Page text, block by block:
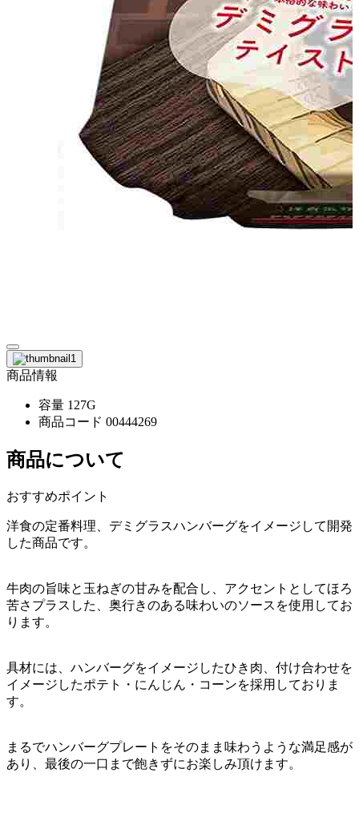
商品情報
容量 127G
商品コード 00444269
商品について
おすすめポイント
洋食の定番料理、デミグラスハンバーグをイメージして開発
した商品です。
牛肉の旨味と玉ねぎの甘みを配合し、アクセントとしてほろ
苦さプラスした、奥行きのある味わいのソースを使用してお
ります。
具材には、ハンバーグをイメージしたひき肉、付け合わせを
イメージしたポテト・にんじん・コーンを採用しておりま
す。
まるでハンバーグプレートをそのまま味わうような満足感が
あり、最後の一口まで飽きずにお楽しみ頂けます。